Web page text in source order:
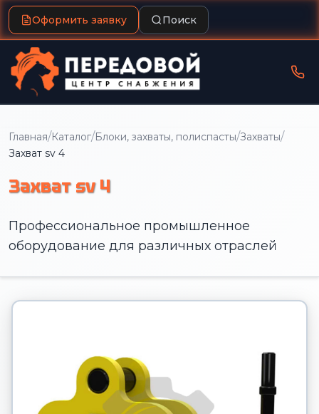
Оформить заявку Поиск
Главная/Каталог/Блоки, захваты, полиспасты/Захваты/
Захват sv 4
Захват sv 4
Профессиональное промышленное
оборудование для различных отраслей